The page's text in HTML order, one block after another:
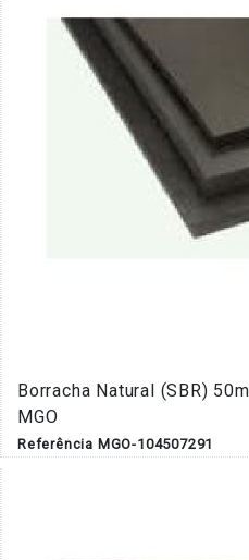
Borracha Natural (SBR)
MGO
Referência MGO-104507291